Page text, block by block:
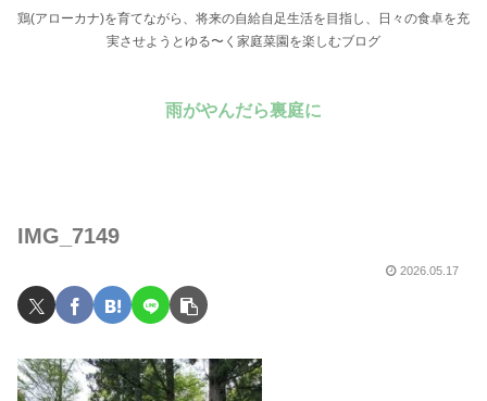
鶏(アローカナ)を育てながら、将来の自給自足生活を目指し、日々の食卓を充
実させようとゆる〜く家庭菜園を楽しむブログ
雨がやんだら裏庭に
IMG_7149
2026.05.17